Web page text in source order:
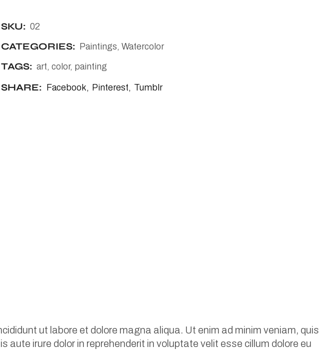
SKU: 02
CATEGORIES: Paintings, Watercolor
TAGS: art, color, painting
SHARE: Facebook Pinterest Tumblr
ut labore et dolore magna aliqua. Ut enim ad minim veniam, quis
irure dolor in reprehenderit in voluptate velit esse cillum dolore eu